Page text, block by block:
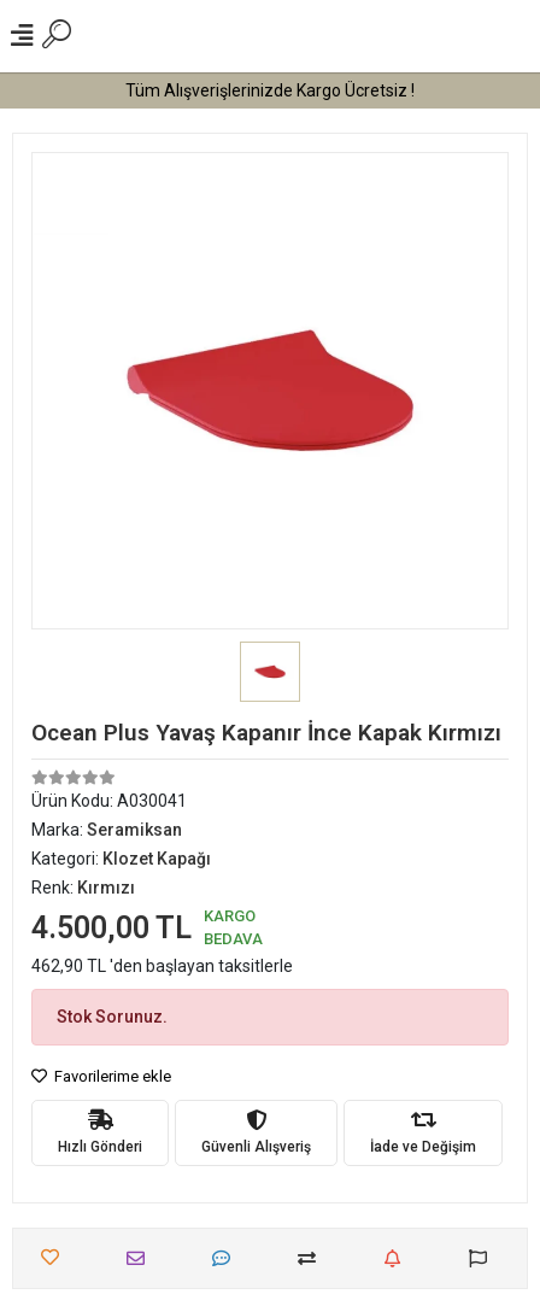
Tüm Alışverişlerinizde Kargo Ücretsiz !
Ocean Plus Yavaş Kapanır İnce Kapak Kırmızı
Ürün Kodu: A030041
Marka: Seramiksan
Kategori: Klozet Kapağı
Renk: Kırmızı
4.500,00 TL
KARGO
BEDAVA
462,90 TL 'den başlayan taksitlerle
Stok Sorunuz.
Favorilerime ekle
Hızlı Gönderi Güvenli Alışveriş İade ve Değişim